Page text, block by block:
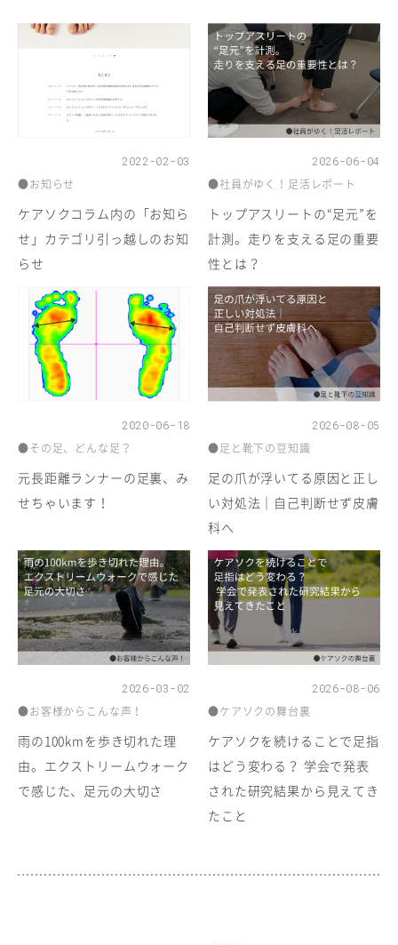
2022-02-03
●お知らせ
ケアソクコラム内の「お知ら
せ」カテゴリ引っ越しのお知
らせ
2026-06-04
●社員がゆく！足活レポート
トップアスリートの“足元”を
計測。走りを支える足の重要
性とは？
2020-06-18
●その足、どんな足？
元長距離ランナーの足裏、み
せちゃいます！
2026-08-05
●足と靴下の豆知識
足の爪が浮いてる原因と正し
い対処法｜自己判断せず皮膚
科へ
2026-03-02
●お客様からこんな声！
雨の100kmを歩き切れた理
由。エクストリームウォーク
で感じた、足元の大切さ
2026-08-06
●ケアソクの舞台裏
ケアソクを続けることで足指
はどう変わる？ 学会で発表
された研究結果から見えてき
たこと